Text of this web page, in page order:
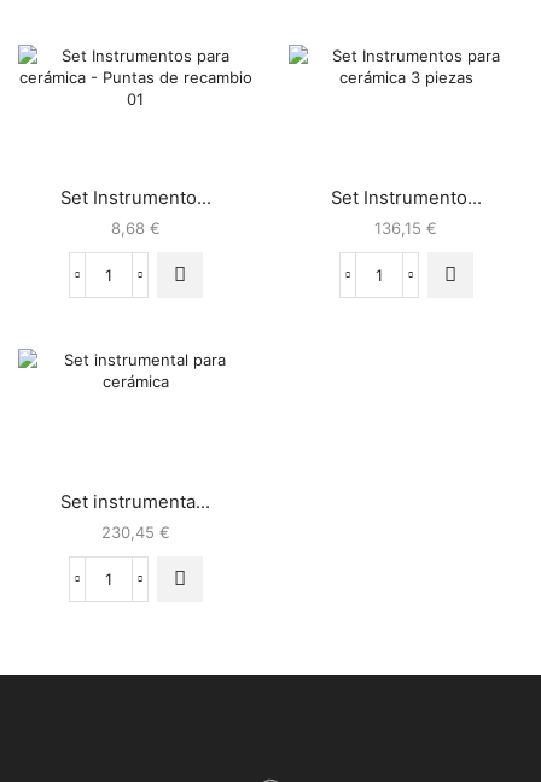
Set Instrumento...
8,68 €
Set Instrumento...
136,15 €
Set instrumenta...
230,45 €